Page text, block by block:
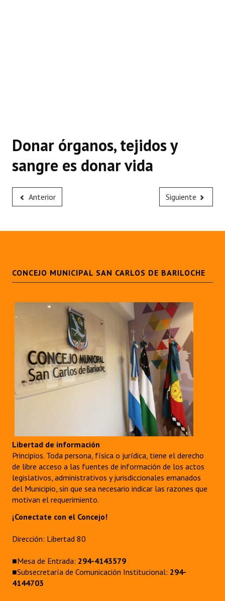
Donar órganos, tejidos y
sangre es donar vida
Anterior Siguiente
CONCEJO MUNICIPAL SAN CARLOS DE BARILOCHE
Libertad de información
Principios. Toda persona, física o jurídica, tiene el derecho
de libre acceso a las fuentes de información de los actos
legislativos, administrativos y jurisdiccionales emanados
del Municipio, sin que sea necesario indicar las razones que
motivan el requerimiento.
¡Conectate con el Concejo!
Dirección: Libertad 80
■Mesa de Entrada: 294-4143579
■Subsecretaría de Comunicación Institucional: 294-
4144703